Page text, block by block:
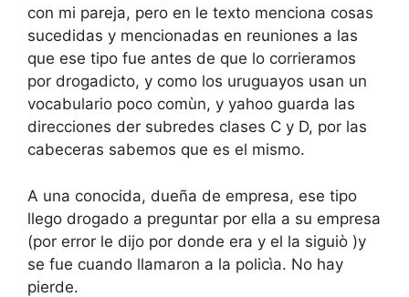
con mi pareja, pero en le texto menciona cosas
sucedidas y mencionadas en reuniones a las
que ese tipo fue antes de que lo corrieramos
por drogadicto, y como los uruguayos usan un
vocabulario poco comùn, y yahoo guarda las
direcciones der subredes clases C y D, por las
cabeceras sabemos que es el mismo.
A una conocida, dueña de empresa, ese tipo
llego drogado a preguntar por ella a su empresa
(por error le dijo por donde era y el la siguiò )y
se fue cuando llamaron a la policìa. No hay
pierde.